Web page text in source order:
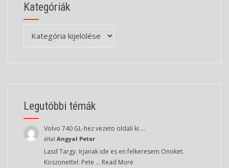
Kategóriák
Legutóbbi témák
Volvo 740 GL-hez vezeto oldali ki …
által Angyal Peter
Lasd Targy. Irjanak ide es en felkeresem Onoket.
Koszonettel: Pete … Read More